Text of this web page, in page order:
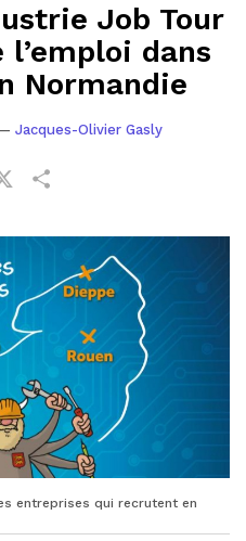
Job Tour
dans
Normandie
Jacques-Olivier Gasly
entreprises qui recrutent en